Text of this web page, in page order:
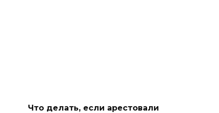
Что делать, если арестовали